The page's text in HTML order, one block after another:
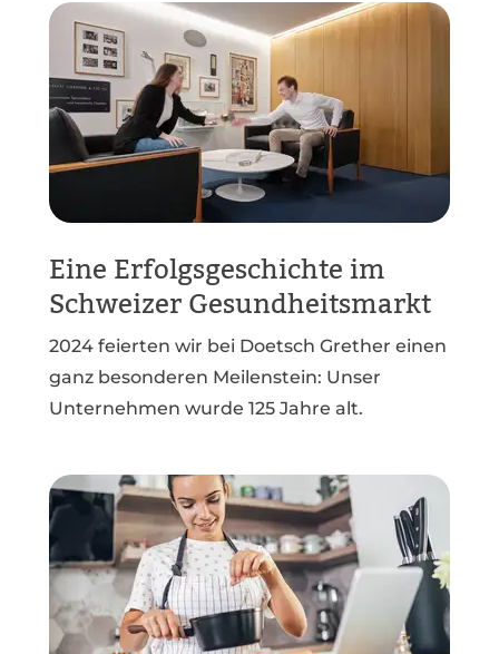
Eine Erfolgsgeschichte im
Schweizer Gesundheitsmarkt
2024 feierten wir bei Doetsch Grether einen
ganz besonderen Meilenstein: Unser
Unternehmen wurde 125 Jahre alt.